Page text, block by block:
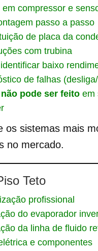
em compressor e
passo a passo
de placa da
com trubina
baixo
de falhas
não pode ser feito em
os sistemas mais
no mercado.
Teto
profissional
do evaporador
da linha de fluido
e componentes